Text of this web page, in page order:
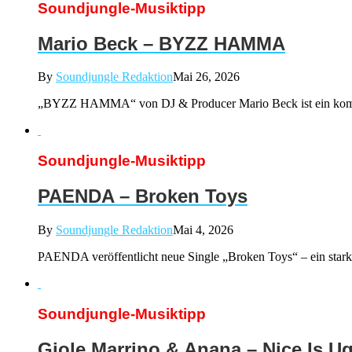
Soundjungle-Musiktipp
Mario Beck – BYZZ HAMMA
By Soundjungle RedaktionMai 26, 2026
„BYZZ HAMMA“ von DJ & Producer Mario Beck ist ein
Soundjungle-Musiktipp
PAENDA – Broken Toys
By Soundjungle RedaktionMai 4, 2026
PAENDA veröffentlicht neue Single „Broken Toys“ – ein
Soundjungle-Musiktipp